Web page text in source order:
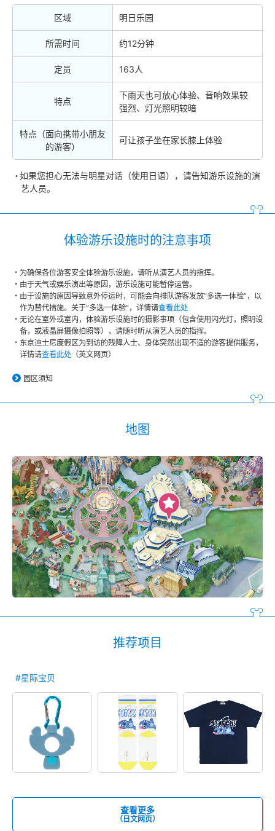
区域 明日乐园
所需时间 约12分钟
定员 163人
特点
下雨天也可放心体验、音响效果较
强烈、灯光照明较暗
特点（面向携带小朋友
的游客）
可让孩子坐在家长膝上体验
如果您担心无法与明星对话（使用日语），请告知游乐设施的演
艺人员。
体验游乐设施时的注意事项
为确保各位游客安全体验游乐设施，请听从演艺人员的指挥。
由于天气或娱乐演出等原因，游乐设施可能暂停运营。
由于设施的原因导致意外停运时，可能会向排队游客发放“多选一体验”，以
作为替代措施。关于“多选一体验”，详情请查看此处
无论在室外或室内，体验游乐设施时的摄影事项（包含使用闪光灯，照明设
备，或液晶屏摄像拍照等），请随时听从演艺人员的指挥。
东京迪士尼度假区为到访的残障人士、身体突然出现不适的游客提供服务，
详情请查看此处 （英文网页）
园区须知
地图
推荐项目
#星际宝贝
查看更多
（日文网页）